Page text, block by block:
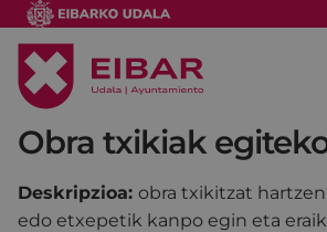
Obra txikiak
Deskripzioa: obra txikitzat
edo etxepetik kanpo egin eta